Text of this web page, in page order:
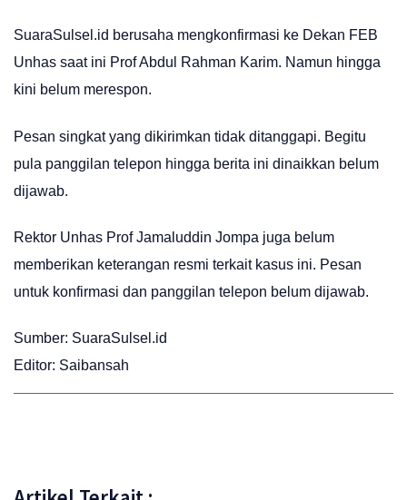
SuaraSulsel.id berusaha mengkonfirmasi ke Dekan FEB
Unhas saat ini Prof Abdul Rahman Karim. Namun hingga
kini belum merespon.
Pesan singkat yang dikirimkan tidak ditanggapi. Begitu
pula panggilan telepon hingga berita ini dinaikkan belum
dijawab.
Rektor Unhas Prof Jamaluddin Jompa juga belum
memberikan keterangan resmi terkait kasus ini. Pesan
untuk konfirmasi dan panggilan telepon belum dijawab.
Sumber: SuaraSulsel.id
Editor: Saibansah